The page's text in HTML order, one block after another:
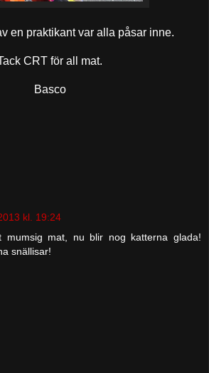
en praktikant var alla påsar inne.
CRT för all mat.
Basco
kl. 19:24
mumsig mat, nu blir nog katterna glada!
snällisar!